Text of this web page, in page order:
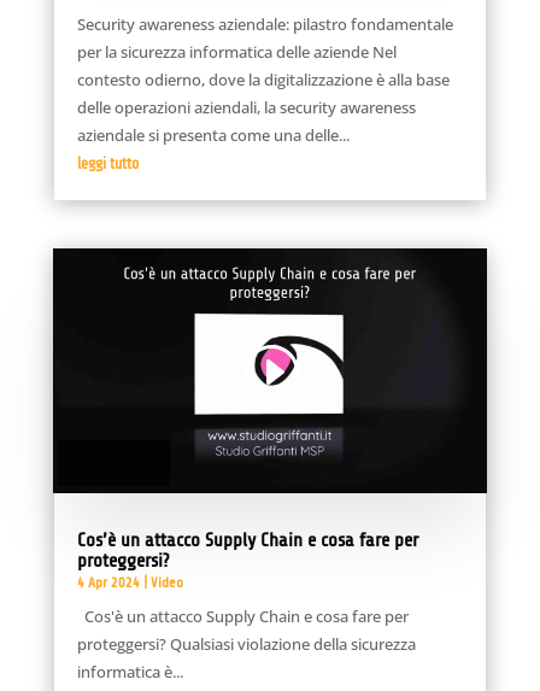
Security awareness aziendale: pilastro fondamentale
per la sicurezza informatica delle aziende Nel
contesto odierno, dove la digitalizzazione è alla base
delle operazioni aziendali, la security awareness
aziendale si presenta come una delle...
leggi tutto
Cos’è un attacco Supply Chain e cosa fare per
proteggersi?
4 Apr 2024| Video
Cos'è un attacco Supply Chain e cosa fare per
proteggersi? Qualsiasi violazione della sicurezza
informatica è...